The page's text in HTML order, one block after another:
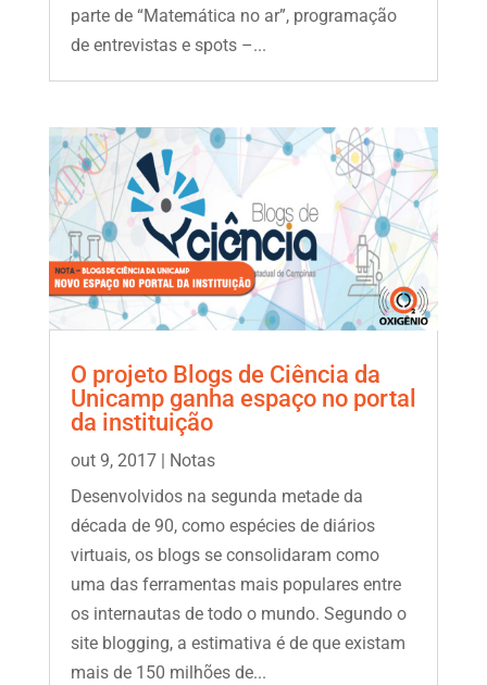
parte de “Matemática no ar”, programação
de entrevistas e spots –...
O projeto Blogs de Ciência da
Unicamp ganha espaço no portal
da instituição
out 9, 2017|
Notas
Desenvolvidos na segunda metade da
década de 90, como espécies de diários
virtuais, os blogs se consolidaram como
uma das ferramentas mais populares entre
os internautas de todo o mundo. Segundo o
site blogging, a estimativa é de que existam
mais de 150 milhões de...